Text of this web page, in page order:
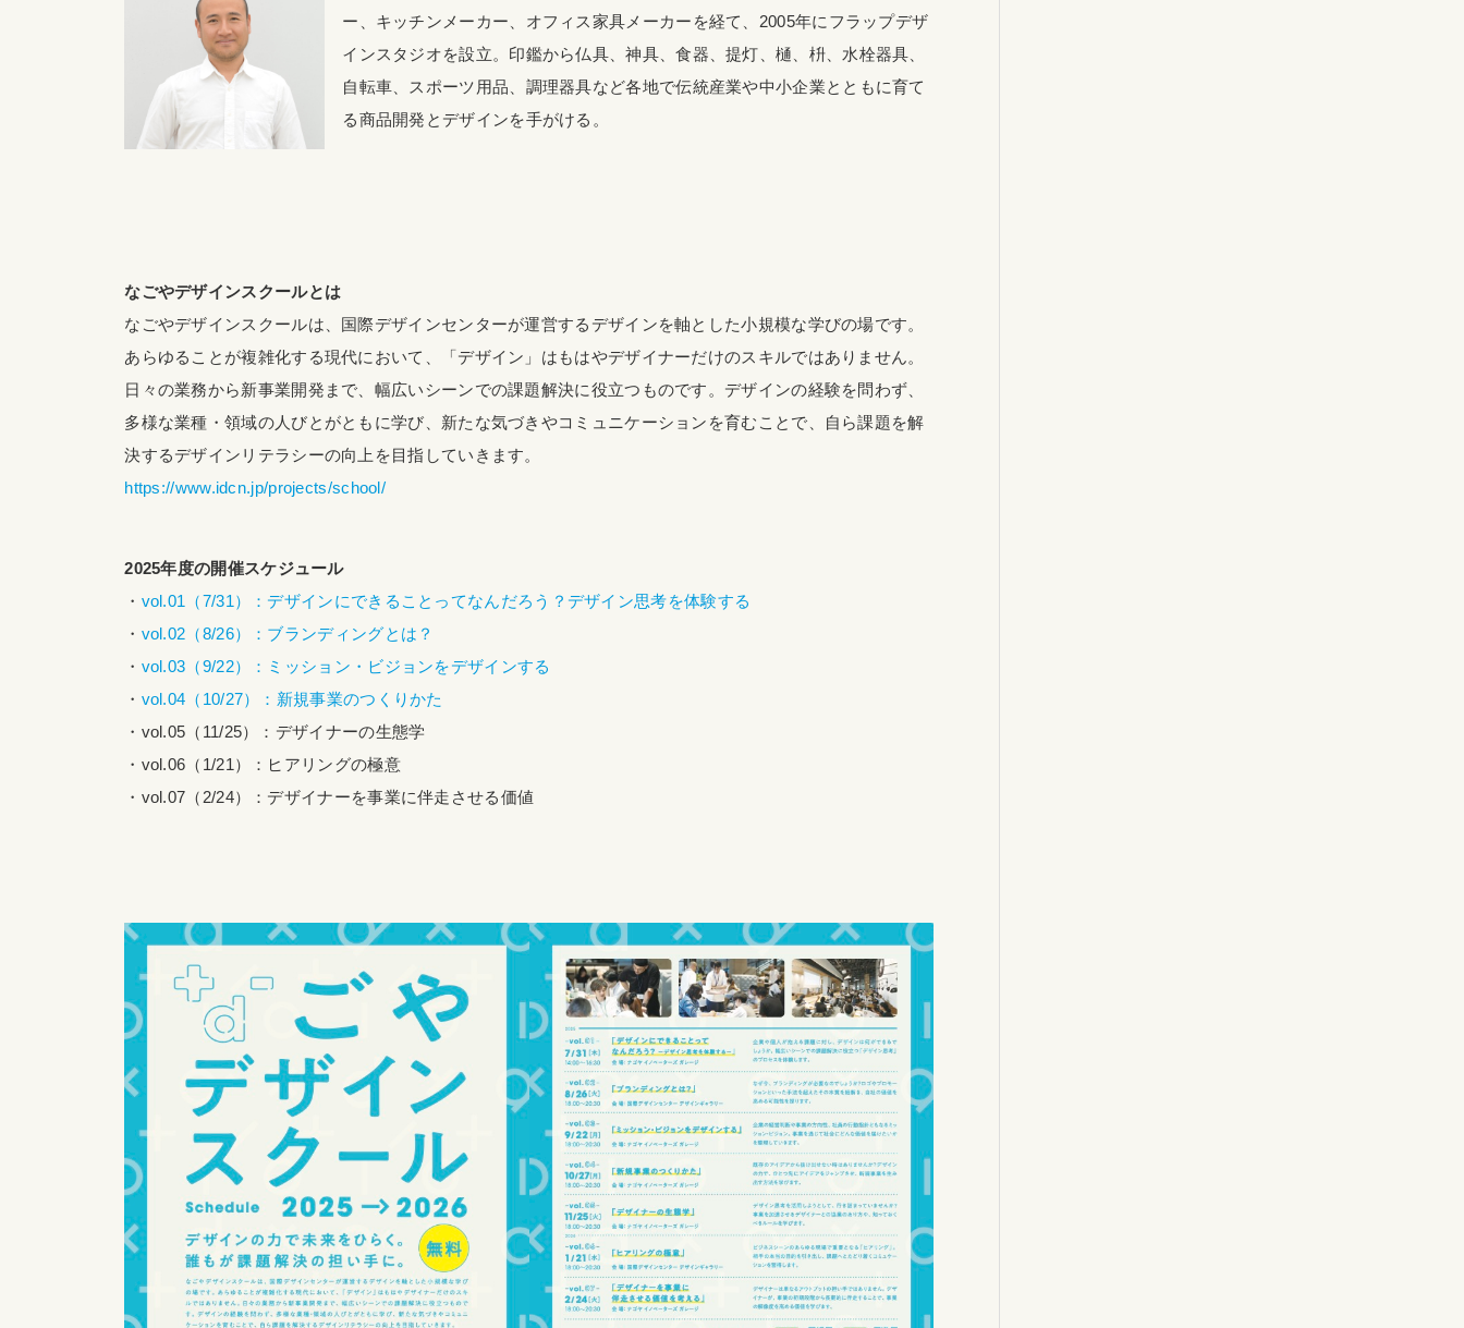
ー、キッチンメーカー、オフィス家具メーカーを経て、2005年にフラップデザ
インスタジオを設立。印鑑から仏具、神具、食器、提灯、樋、枡、水栓器具、
自転車、スポーツ用品、調理器具など各地で伝統産業や中小企業とともに育て
る商品開発とデザインを手がける。
なごやデザインスクールとは
なごやデザインスクールは、国際デザインセンターが運営するデザインを軸とした小規模な学びの場です。
あらゆることが複雑化する現代において、「デザイン」はもはやデザイナーだけのスキルではありません。
日々の業務から新事業開発まで、幅広いシーンでの課題解決に役立つものです。デザインの経験を問わず、
多様な業種・領域の人びとがともに学び、新たな気づきやコミュニケーションを育むことで、自ら課題を解
決するデザインリテラシーの向上を目指していきます。
https://www.idcn.jp/projects/school/
2025年度の開催スケジュール
・ vol.01（7/31）：デザインにできることってなんだろう？デザイン思考を体験する
・ vol.02（8/26）：ブランディングとは？
・ vol.03（9/22）：ミッション・ビジョンをデザインする
・ vol.04（10/27）：新規事業のつくりかた
・vol.05（11/25）：デザイナーの生態学
・vol.06（1/21）：ヒアリングの極意
・vol.07（2/24）：デザイナーを事業に伴走させる価値